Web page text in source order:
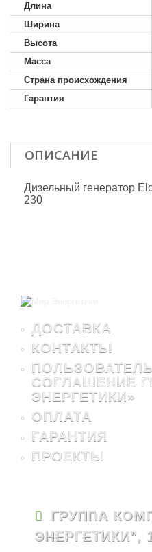
Длина
Ширина
Высота
Масса
Страна происхождения
Гарантия
ОПИСАНИЕ
Дизельный генератор
230
ДОСТАВКА
КОНТАКТЫ
СОГЛАШЕНИЕ
ЭНЕРГЕТИКИ»
ОПЛАТА
ГАРАНТИЯ
ПРОЕКТЫ
ГРУППА
ЭНЕРГЕТИКИ",